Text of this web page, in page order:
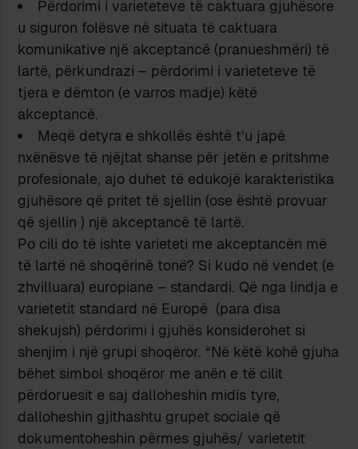
Përdorimi i varieteteve të caktuara gjuhësore
u siguron folësve në situata të caktuara
komunikative një akceptancë (pranueshmëri) të
lartë, përkundrazi – përdorimi i varieteteve të
tjera e dëmton (e varros madje) këtë
akceptancë.
Meqë detyra e shkollës është t’u japë
nxënësve të njëjtat shanse për jetën e pritshme
profesionale, ajo duhet të edukojë karakteristika
gjuhësore që pritet të sjellin (ose është provuar
që sjellin ) një akceptancë të lartë.
Po cili do të ishte varieteti me akceptancën më
të lartë në shoqërinë tonë? Si kudo në vendet (e
zhvilluara) europiane – standardi. Që nga lindja e
varietetit standard në Europë (para disa
shekujsh) përdorimi i gjuhës konsiderohet si
shenjim i një grupi shoqëror. “Në këtë kohë gjuha
bëhet simbol shoqëror me anën e të cilit
përdoruesit e saj dalloheshin midis tyre,
dalloheshin gjithashtu grupet sociale që
dokumentoheshin përmes gjuhës/ varietetit